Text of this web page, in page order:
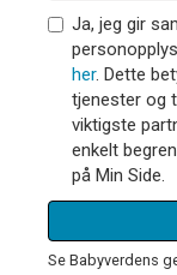
Ja, jeg gir
her. Dette
tjenester og
viktigste
enkelt
på Min Side.
Se Babyverdens